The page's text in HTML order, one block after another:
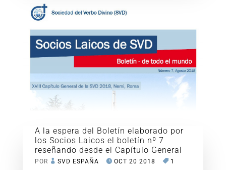
A la espera del Boletín elaborado por
los Socios Laicos el boletín nº 7
reseñando desde el Capítulo General
POR SVD ESPAÑA OCT 20 2018
1